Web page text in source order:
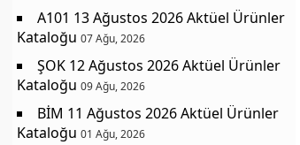
A101 13 Ağustos 2026 Aktüel Ürünler
Kataloğu 07 Ağu, 2026
ŞOK 12 Ağustos 2026 Aktüel Ürünler
Kataloğu 09 Ağu, 2026
BİM 11 Ağustos 2026 Aktüel Ürünler
Kataloğu 01 Ağu, 2026